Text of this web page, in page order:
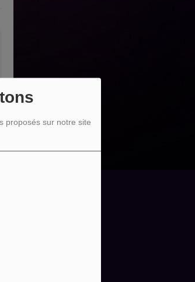
proposés sur notre site